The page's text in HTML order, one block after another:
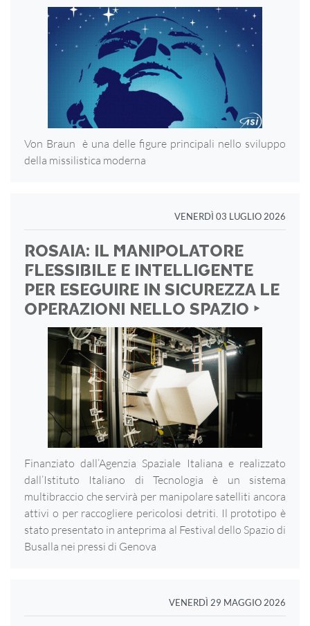
Von Braun è una delle figure principali nello sviluppo
della missilistica moderna
VENERDÌ 03 LUGLIO 2026
ROSAIA: IL MANIPOLATORE
FLESSIBILE E INTELLIGENTE
PER ESEGUIRE IN SICUREZZA LE
OPERAZIONI NELLO SPAZIO ‣
Finanziato dall’Agenzia Spaziale Italiana e realizzato
dall’Istituto Italiano di Tecnologia è un sistema
multibraccio che servirà per manipolare satelliti ancora
attivi o per raccogliere pericolosi detriti. Il prototipo è
stato presentato in anteprima al Festival dello Spazio di
Busalla nei pressi di Genova
VENERDÌ 29 MAGGIO 2026